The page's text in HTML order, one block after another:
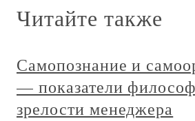
Читайте также
Самопознание и
— показатели
зрелости менеджера